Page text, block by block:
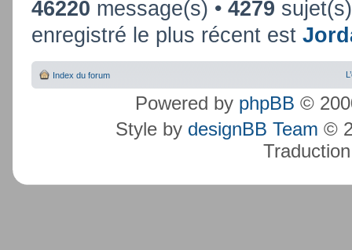
46220 message(s) • 4279
enregistré le plus récent est
Index du forum
Powered by phpBB ©
Style by designBB Team ©